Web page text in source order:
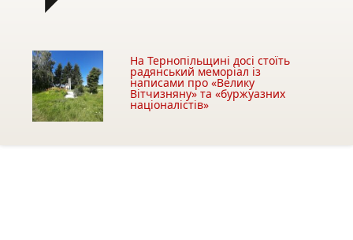
На Тернопільщині досі стоїть
радянський меморіал із
написами про «Велику
Вітчизняну» та «буржуазних
націоналістів»